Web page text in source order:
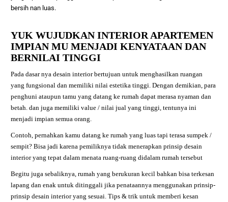
bersih nan luas.
YUK WUJUDKAN INTERIOR APARTEMEN
IMPIAN MU MENJADI KENYATAAN DAN
BERNILAI TINGGI
Pada dasar nya desain interior bertujuan untuk menghasilkan ruangan
yang fungsional dan memiliki nilai estetika tinggi. Dengan demikian, para
penghuni ataupun tamu yang datang ke rumah dapat merasa nyaman dan
betah. dan juga memiliki value / nilai jual yang tinggi, tentunya ini
menjadi impian semua orang.
Contoh, pernahkan kamu datang ke rumah yang luas tapi terasa sumpek /
sempit? Bisa jadi karena pemiliknya tidak menerapkan prinsip desain
interior yang tepat dalam menata ruang-ruang didalam rumah tersebut
Begitu juga sebaliknya, rumah yang berukuran kecil bahkan bisa terkesan
lapang dan enak untuk ditinggali jika penataannya menggunakan prinsip-
prinsip desain interior yang sesuai. Tips & trik untuk memberi kesan